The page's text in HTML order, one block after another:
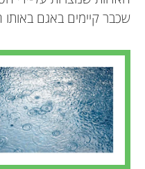
שכבר קיימים באגם באותו